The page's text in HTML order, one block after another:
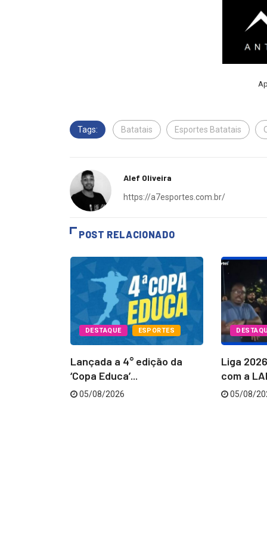
Tags: Batatais Esportes Batatais
Alef Oliveira
https://a7esportes.com.br/
POST RELACIONADO
DESTAQUE ESPORTES
Lançada a 4° edição da
‘Copa Educa’...
05/08/2026
Liga
com a
05/08/